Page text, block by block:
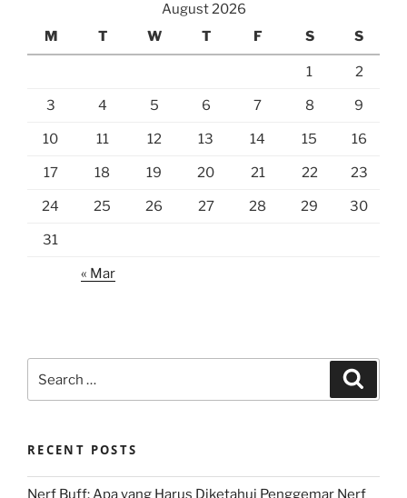
August 2026
M
T W T F S S
1 2
3 4 5 6 7 8 9
10 11 12 13 14 15 16
17 18 19 20 21 22 23
24 25 26 27 28 29 30
31
« Mar
for:
RECENT POSTS
Nerf Buff: Apa yang Harus Diketahui Penggemar Nerf